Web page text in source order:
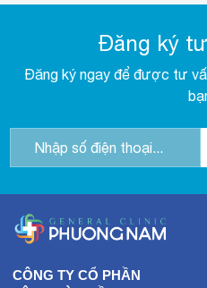
Đăng ký
Đăng ký ngay để được tư
CÔNG TY CỔ PHẦN